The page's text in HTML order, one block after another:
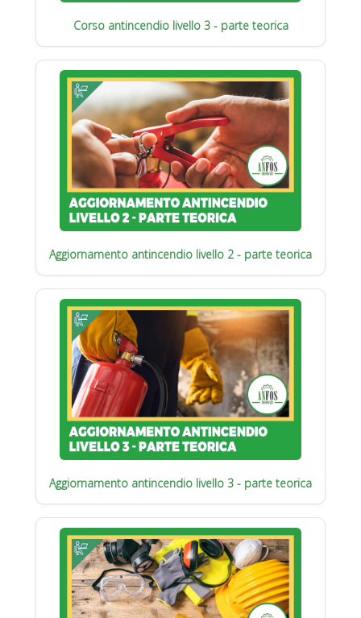
Corso antincendio livello 3 - parte teorica
Aggiornamento antincendio livello 2 - parte teorica
Aggiornamento antincendio livello 3 - parte teorica